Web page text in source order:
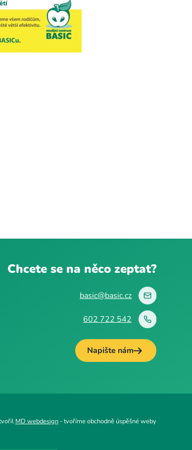
Chcete se na něco zeptat?
basic@basic.cz
602 722 542
Napište nám
MD webdesign - tvoříme obchodně úspěšné weby